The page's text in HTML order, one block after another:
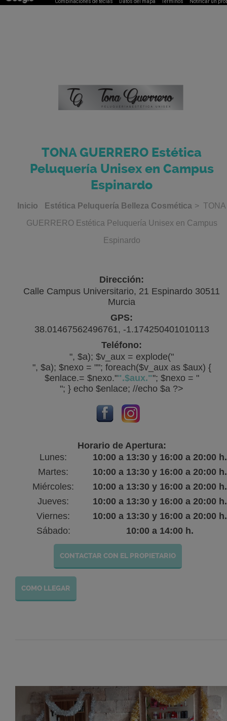
Combinaciones de teclas Datos del mapa Términos Notificar un
TONA GUERRERO Estética
Peluquería Unisex en Campus
Espinardo
Inicio Estética Peluquería Belleza Cosmética > TONA
GUERRERO Estética Peluquería Unisex en Campus
Espinardo
Dirección:
Calle Campus Universitario, 21 Espinardo 30511
Murcia
GPS:
38.01467562496761, -1.174250401010113
Teléfono:
", $a); $v_aux = explode("
", $a); $nexo = ""; foreach($v_aux as $aux) {
$enlace.= $nexo."".$aux.""; $nexo = "
"; } echo $enlace; //echo $a ?>
Horario de Apertura:
Lunes:
10:00 a 13:30 y 16:00 a 20:00 h.
Martes:
10:00 a 13:30 y 16:00 a 20:00 h.
Miércoles:
10:00 a 13:30 y 16:00 a 20:00 h.
Jueves:
10:00 a 13:30 y 16:00 a 20:00 h.
Viernes:
10:00 a 13:30 y 16:00 a 20:00 h.
Sábado:
10:00 a 14:00 h.
CONTACTAR CON EL PROPIETARIO
COMO LLEGAR